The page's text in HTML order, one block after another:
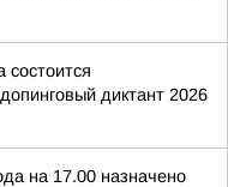
состоится
диктант 2026
на 17.00 назначено